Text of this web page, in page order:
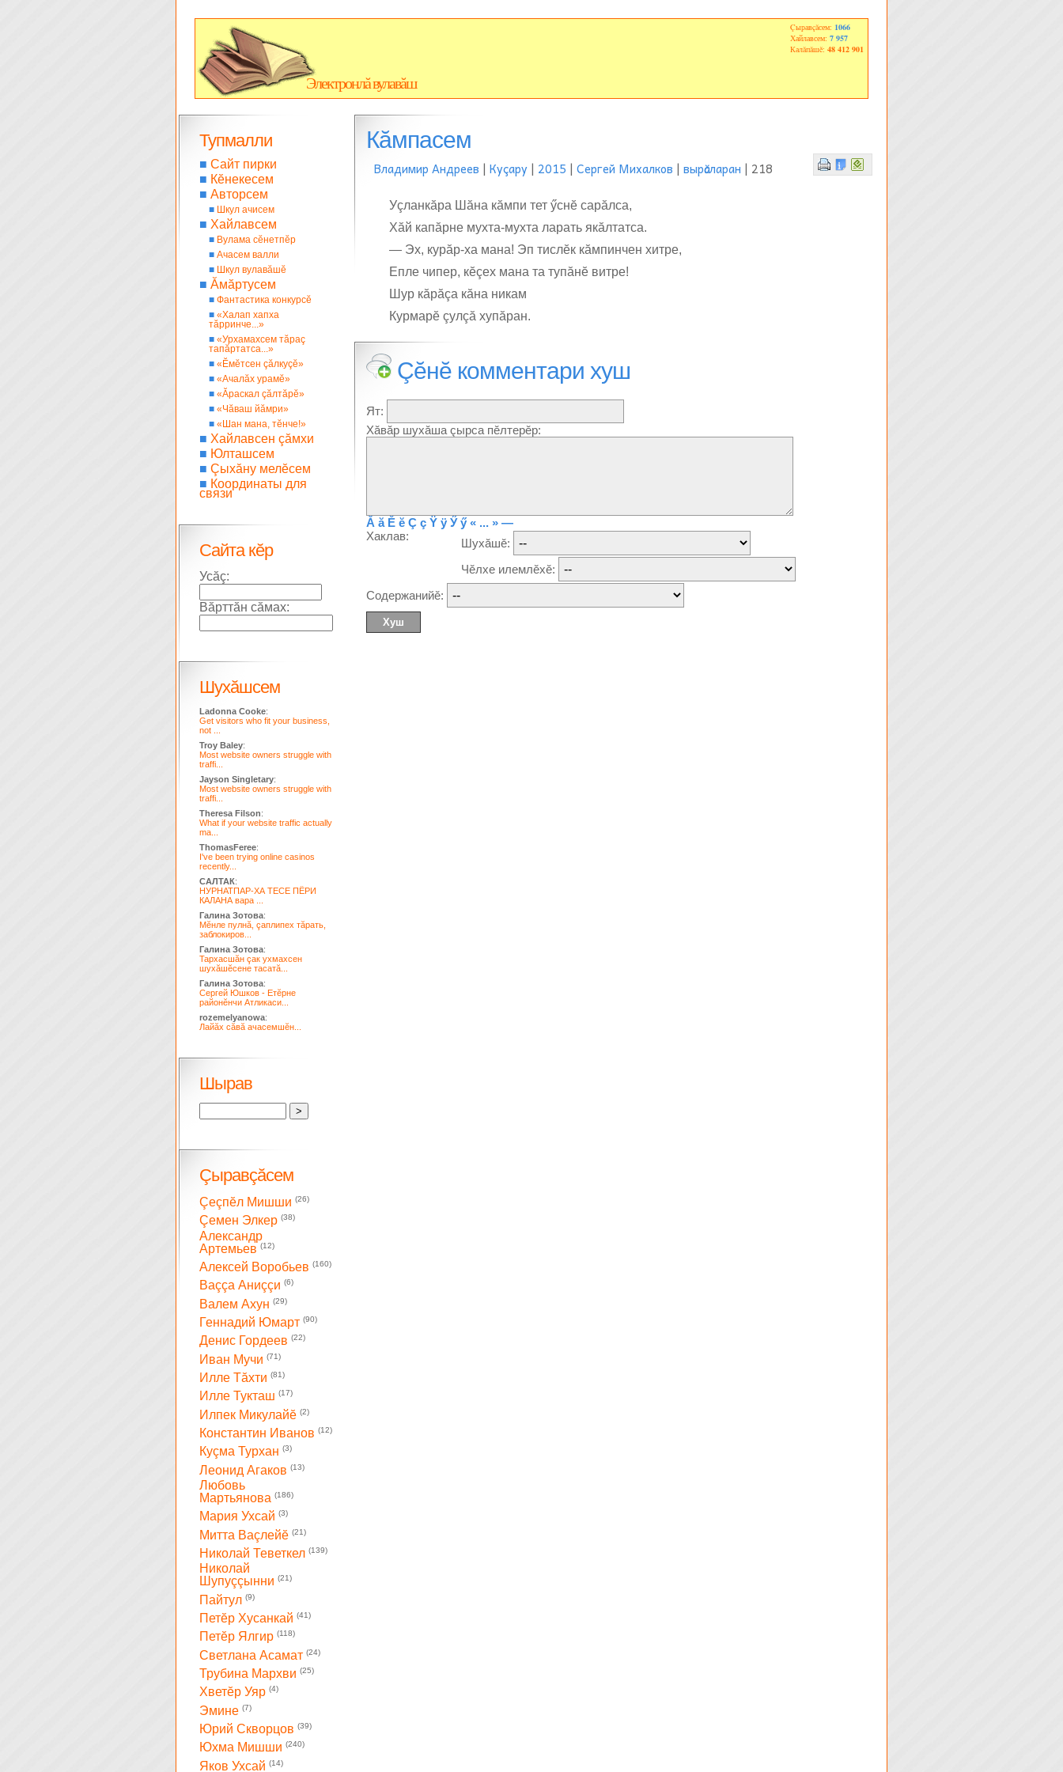
Электронлă вулавăш
Çыравçăсем: 1066
Хайлавсем: 7 957
Калăпăшĕ: 48 412 901
Кӑмпасем
Владимир Андреев | Куçару | 2015 | Сергей Михалков | вырӑсларан | 218
Уçланкăра Шăна кăмпи тет ӳснĕ сарăлса,
Хăй капăрне мухта-мухта ларать якăлтатса.
— Эх, курăр-ха мана! Эп тислĕк кăмпинчен хитре,
Епле чипер, кĕçех мана та тупăнĕ витре!
Шур кăрăçа кăна никам
Курмарĕ çулçă хупăран.
Çĕнĕ комментари хуш
Ят:
Хăвăр шухăша çырса пĕлтерĕр:
Ă ă Ĕ ĕ Ç ç Ÿ ÿ Ӳ ӳ « ... » —
Хаклав:
Шухăшĕ:
Чĕлхе илемлĕхĕ:
Содержанийĕ:
Тупмалли
■ Сайт пирки
■ Кĕнекесем
■ Авторсем
■ Шкул ачисем
■ Хайлавсем
■ Вулама сĕнетпĕр
■ Ачасем валли
■ Шкул вулавăшĕ
■ Ăмăртусем
■ Фантастика конкурсĕ
■ «Халап хапха
тăрринче...»
■ «Урхамахсем тăраç
тапăртатса...»
■ «Ĕмĕтсен çăлкуçĕ»
■ «Ачалăх урамĕ»
■ «Ăраскал çăлтăрĕ»
■ «Чăваш йăмри»
■ «Шан мана, тĕнче!»
■ Хайлавсен çăмхи
■ Юлташсем
■ Çыхăну мелĕсем
■ Координаты для
связи
Сайта кĕр
Усăç:
Вăрттăн сăмах:
Шухăшсем
Ladonna Cooke:
Get visitors who fit your business,
not ...
Troy Baley:
Most website owners struggle with
traffi...
Jayson Singletary:
Most website owners struggle with
traffi...
Theresa Filson:
What if your website traffic actually
ma...
ThomasFeree:
I've been trying online casinos
recently...
САЛТАК:
НУРНАТПАР-ХА ТЕСЕ ПЁРИ
КАЛАНА вара ...
Галина Зотова:
Мĕнле пулнă, çаплипех тăрать,
заблокиров...
Галина Зотова:
Тархасшăн çак ухмахсен
шухăшĕсене тасатă...
Галина Зотова:
Сергей Юшков - Етĕрне
районĕнчи Атликаси...
rozemelyanowa:
Лайăх сăвă ачасемшĕн...
Шырав
Çыравçăсем
Çеçпĕл Мишши (26)
Çемен Элкер (38)
Александр
Артемьев (12)
Алексей Воробьев (160)
Ваççа Аниççи (6)
Валем Ахун (29)
Геннадий Юмарт (90)
Денис Гордеев (22)
Иван Мучи (71)
Илле Тăхти (81)
Илле Тукташ (17)
Илпек Микулайĕ (2)
Константин Иванов (12)
Куçма Турхан (3)
Леонид Агаков (13)
Любовь
Мартьянова (186)
Мария Ухсай (3)
Митта Ваçлейĕ (21)
Николай Теветкел (139)
Николай
Шупуççынни (21)
Пайтул (9)
Петĕр Хусанкай (41)
Петĕр Ялгир (118)
Светлана Асамат (24)
Трубина Мархви (25)
Хветĕр Уяр (4)
Эмине (7)
Юрий Скворцов (39)
Юхма Мишши (240)
Яков Ухсай (14)